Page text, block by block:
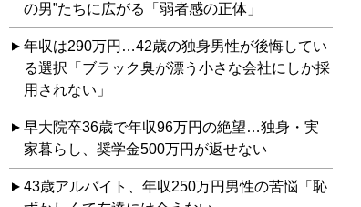
の男”たちに広がる「弱者感の正体」
年収は290万円…42歳の独身男性が後悔してい
る選択「ブラック臭が漂う小さな会社にしか採
用されない」
早大院卒36歳で年収96万円の絶望…独身・実
家暮らし、奨学金500万円が返せない
43歳アルバイト、年収250万円男性の苦悩「恥